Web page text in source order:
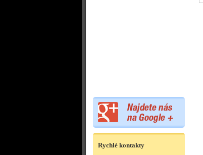
Rychlé kontakty